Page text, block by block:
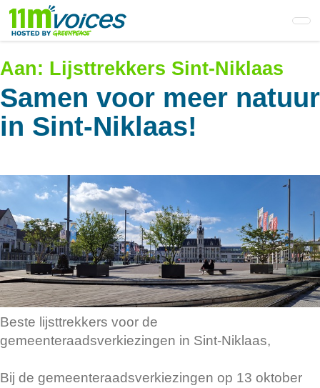
Skip
main
content
Aan: Lijsttrekkers Sint-Niklaas
Samen voor meer natuur
in Sint-Niklaas!
Beste lijsttrekkers voor de
gemeenteraadsverkiezingen in Sint-Niklaas,
Bij de gemeenteraadsverkiezingen op 13 oktober